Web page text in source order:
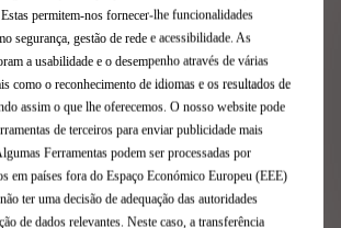
plug-in
DS
permitem-nos fornecer-lhe funcionalidades
segurança, gestão de rede e acessibilidade. As
a usabilidade e o desempenho através de várias
como o reconhecimento de idiomas e os resultados de
assim o que lhe oferecemos. O nosso website pode
de terceiros para enviar publicidade mais
Ferramentas podem ser processadas por
em países fora do Espaço Económico Europeu (EEE)
ter uma decisão de adequação das autoridades
de dados relevantes. Neste caso, a transferência